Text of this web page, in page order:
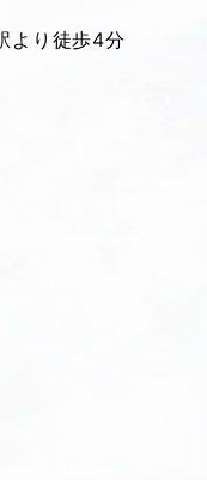
より徒歩4分